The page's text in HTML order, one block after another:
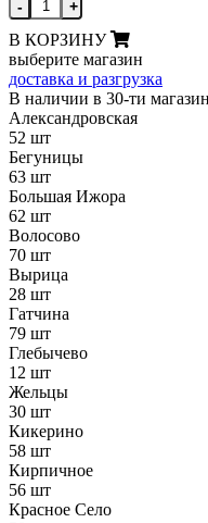
- +
В КОРЗИНУ
выберите магазин
доставка и разгрузка
В наличии в 30-ти
Александровская
52 шт
Бегуницы
63 шт
Большая Ижора
62 шт
Волосово
70 шт
Вырица
28 шт
Гатчина
79 шт
Глебычево
12 шт
Жельцы
30 шт
Кикерино
58 шт
Кирпичное
56 шт
Красное Село